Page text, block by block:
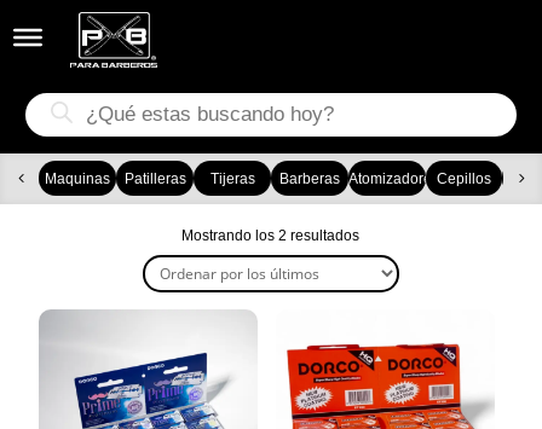
Búsqueda
de
productos
Maquinas Patilleras Tijeras Barberas AtomizadoresCepillos
Mostrando los 2 resultadosOrdenado
por
los